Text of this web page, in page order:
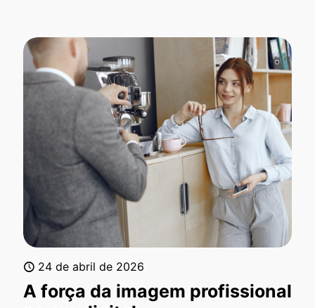
24 de abril de 2026
A força da imagem profissional